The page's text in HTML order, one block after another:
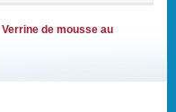
Verrine de mousse au